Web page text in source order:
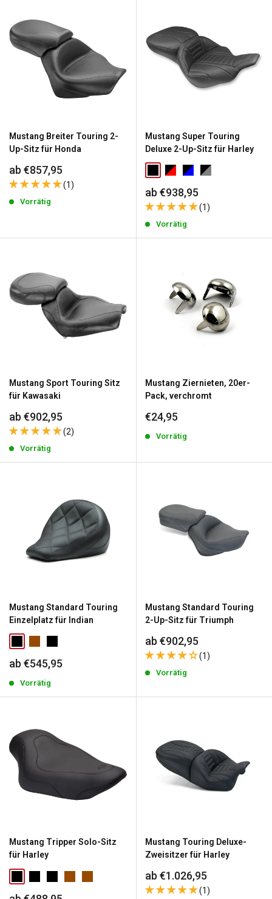
Mustang Breiter Touring 2-
Up-Sitz für Honda
Sonderpreis
ab €857,95
(1)
Vorrätig
Mustang Super Touring
Deluxe 2-Up-Sitz für Harley
Sonderpreis
ab €938,95
(1)
Vorrätig
Mustang Sport Touring Sitz
für Kawasaki
Sonderpreis
ab €902,95
(2)
Vorrätig
Mustang Ziernieten, 20er-
Pack, verchromt
Sonderpreis
€24,95
Vorrätig
Mustang Standard Touring
Einzelplatz für Indian
Sonderpreis
ab €545,95
Vorrätig
Mustang Standard Touring
2-Up-Sitz für Triumph
Sonderpreis
ab €902,95
(1)
Vorrätig
Mustang Tripper Solo-Sitz
für Harley
Mustang Touring Deluxe-
Zweisitzer für Harley
Sonderpreis
ab €1.026,95
(1)